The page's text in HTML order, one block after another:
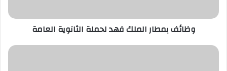
وظائف بمطار الملك فهد لحملة الثانوية العامة
وظائف